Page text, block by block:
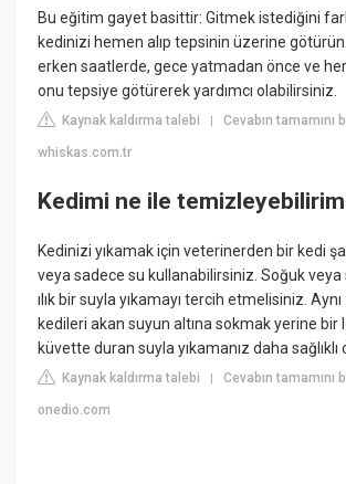
Bu eğitim gayet basittir: Gitmek istediğini
kedinizi hemen alıp tepsinin üzerine
erken saatlerde, gece yatmadan önce ve
onu tepsiye götürerek yardımcı olabilirsiniz.
Kaynak kaldırma talebi |Cevabın tamamını
whiskas.com.tr
Kedimi ne ile
Kedinizi yıkamak için veterinerden bir kedi
veya sadece su kullanabilirsiniz. Soğuk veya
ılık bir suyla yıkamayı tercih etmelisiniz.
kedileri akan suyun altına sokmak yerine bir
küvette duran suyla yıkamanız daha sağlıklı
Kaynak kaldırma talebi |Cevabın tamamını
onedio.com